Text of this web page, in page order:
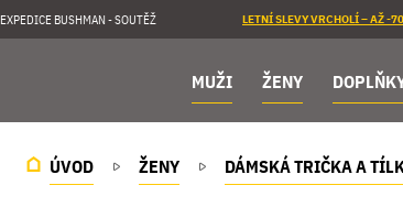
EXPEDICE BUSHMAN - SOUTĚŽ LETNÍ SLEVY VRCHOLÍ – AŽ -
MUŽI ŽENY
ÚVOD ŽENY DÁMSKÁ TRIČKA A